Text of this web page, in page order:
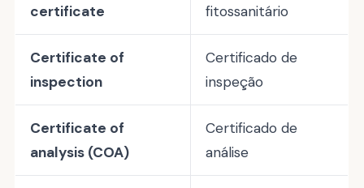
certificate
fitossanitário
Certificate of
inspection
Certificado de
inspeção
Certificate of
analysis (COA)
Certificado de
análise